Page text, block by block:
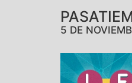
5 DE